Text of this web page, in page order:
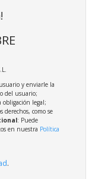
y enviarle la
del usuario;
obligación legal;
derechos, como se
: Puede
en nuestra Política
.